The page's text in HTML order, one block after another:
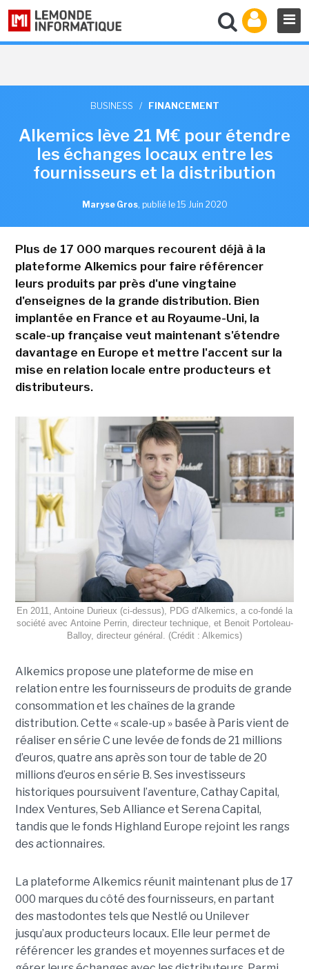
BUSINESS / FINANCEMENT
Alkemics lève 21 M€ pour étendre
les échanges locaux entre les
fournisseurs et la distribution
Maryse Gros, publié le 15 Juin 2020
Plus de 17 000 marques recourent déjà à la
plateforme Alkemics pour faire référencer
leurs produits par près d'une vingtaine
d'enseignes de la grande distribution. Bien
implantée en France et au Royaume-Uni, la
scale-up française veut maintenant s'étendre
davantage en Europe et mettre l'accent sur la
mise en relation locale entre producteurs et
distributeurs.
En 2011, Antoine Durieux (ci-dessus), PDG d'Alkemics, a co-fondé la
société avec Antoine Perrin, directeur technique, et Benoit Portoleau-
Balloy, directeur général. (Crédit : Alkemics)
Alkemics propose une plateforme de mise en
relation entre les fournisseurs de produits de grande
consommation et les chaînes de la grande
distribution. Cette « scale-up » basée à Paris vient de
réaliser en série C une levée de fonds de 21 millions
d’euros, quatre ans après son tour de table de 20
millions d’euros en série B. Ses investisseurs
historiques poursuivent l’aventure, Cathay Capital,
Index Ventures, Seb Alliance et Serena Capital,
tandis que le fonds Highland Europe rejoint les rangs
des actionnaires.
La plateforme Alkemics réunit maintenant plus de 17
000 marques du côté des fournisseurs, en partant
des mastodontes tels que Nestlé ou Unilever
jusqu’aux producteurs locaux. Elle leur permet de
référencer les grandes et moyennes surfaces et de